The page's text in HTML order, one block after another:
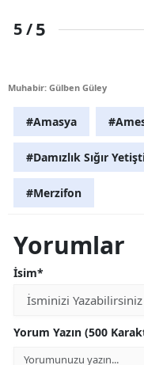
5 /5
Muhabir: Gülben Güley
#Amasya
#Damızlık Sığır
#Merzifon
Yorumlar
İsim*
Yorum Yazın (500